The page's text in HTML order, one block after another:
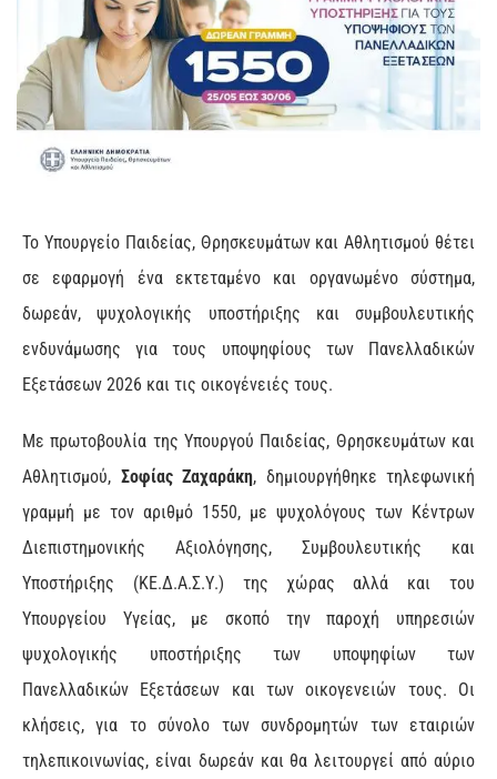
Το Υπουργείο Παιδείας, Θρησκευμάτων και Αθλητισμού θέτει
σε εφαρμογή ένα εκτεταμένο και οργανωμένο σύστημα,
δωρεάν, ψυχολογικής υποστήριξης και συμβουλευτικής
ενδυνάμωσης για τους υποψηφίους των Πανελλαδικών
Εξετάσεων 2026 και τις οικογένειές τους.
Με πρωτοβουλία της Υπουργού Παιδείας, Θρησκευμάτων και
Αθλητισμού, Σοφίας Ζαχαράκη, δημιουργήθηκε τηλεφωνική
γραμμή με τον αριθμό 1550, με ψυχολόγους των Κέντρων
Διεπιστημονικής Αξιολόγησης, Συμβουλευτικής και
Υποστήριξης (ΚΕ.Δ.Α.Σ.Υ.) της χώρας αλλά και του
Υπουργείου Υγείας, με σκοπό την παροχή υπηρεσιών
ψυχολογικής υποστήριξης των υποψηφίων των
Πανελλαδικών Εξετάσεων και των οικογενειών τους. Οι
κλήσεις, για το σύνολο των συνδρομητών των εταιριών
τηλεπικοινωνίας, είναι δωρεάν και θα λειτουργεί από αύριο